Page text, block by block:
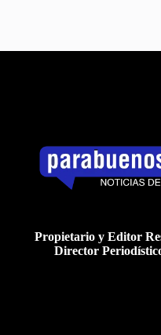
Propietario y Editor
Director